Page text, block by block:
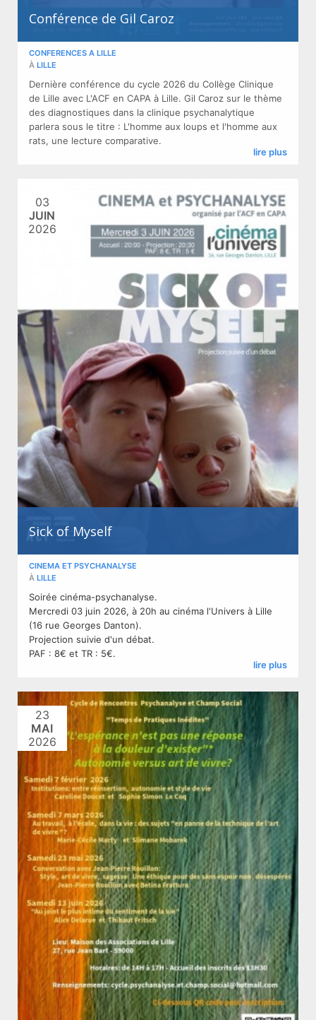
Conférence de Gil Caroz
CONFERENCES A LILLE
À LILLE
Dernière conférence du cycle 2026 du Collège Clinique
de Lille avec L'ACF en CAPA à Lille. Gil Caroz sur le thème
des diagnostiques dans la clinique psychanalytique
parlera sous le titre : L'homme aux loups et l'homme aux
rats, une lecture comparative.
lire plus
03
JUIN
2026
Sick of Myself
CINEMA ET PSYCHANALYSE
À LILLE
Soirée cinéma-psychanalyse.
Mercredi 03 juin 2026, à 20h au cinéma l'Univers à Lille
(16 rue Georges Danton).
Projection suivie d'un débat.
PAF : 8€ et TR : 5€.
lire plus
23
MAI
2026